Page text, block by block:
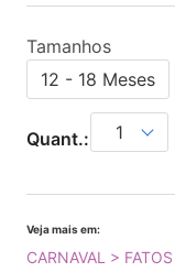
Tamanhos
12 - 18 Meses
Quant.:
Veja mais em:
CARNAVAL >